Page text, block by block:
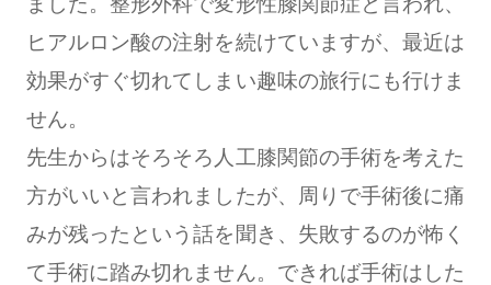
ヒアルロン酸の注射を続けていますが、最近は
効果がすぐ切れてしまい趣味の旅行にも行けま
せん。
先生からはそろそろ人工膝関節の手術を考えた
方がいいと言われましたが、周りで手術後に痛
みが残ったという話を聞き、失敗するのが怖く
て手術に踏み切れません。できれば手術はした